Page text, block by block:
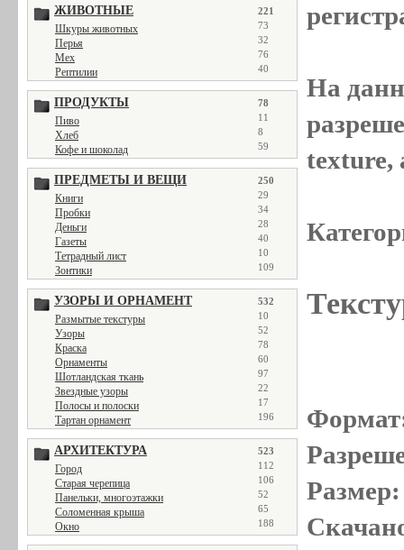
ЖИВОТНЫЕ 221
Шкуры животных 73
Перья 32
Мех 76
Рептилии 40
ПРОДУКТЫ 78
Пиво 11
Хлеб 8
Кофе и шоколад 59
ПРЕДМЕТЫ И ВЕЩИ 250
Книги 29
Пробки 34
Деньги 28
Газеты 40
Тетрадный лист 10
Зонтики 109
УЗОРЫ И ОРНАМЕНТ 532
Размытые текстуры 10
Узоры 52
Краска 78
Орнаменты 60
Шотландская ткань 97
Звездные узоры 22
Полосы и полоски 17
Тартан орнамент 196
АРХИТЕКТУРА 523
Город 112
Старая черепица 106
Панельки, многоэтажки 52
Соломенная крыша 65
Окно 188
На
texture,